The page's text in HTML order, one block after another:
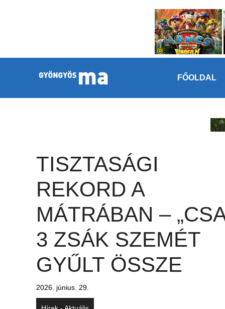
FŐOLDAL
TISZTASÁGI
REKORD A
MÁTRÁBAN –
3 ZSÁK SZEMÉT
GYŰLT ÖSSZE
2026. június. 29.